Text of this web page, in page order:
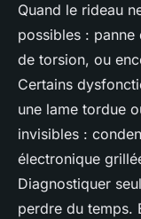
Quand le rideau
possibles : panne
de torsion, ou
Certains
une lame tordue
invisibles :
électronique
Diagnostiquer
perdre du temps.